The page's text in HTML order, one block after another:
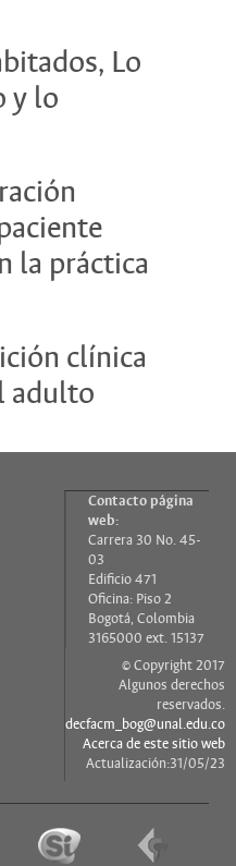
Lo
y lo
la práctica
clínica
adulto
Contacto página
web:
Carrera 30 No. 45-
03
Edificio 471
Oficina: Piso 2
Bogotá, Colombia
3165000 ext. 15137
© Copyright 2017
Algunos derechos
reservados.
decfacm_bog@unal.edu.co
Acerca de este sitio web
Actualización:31/05/23